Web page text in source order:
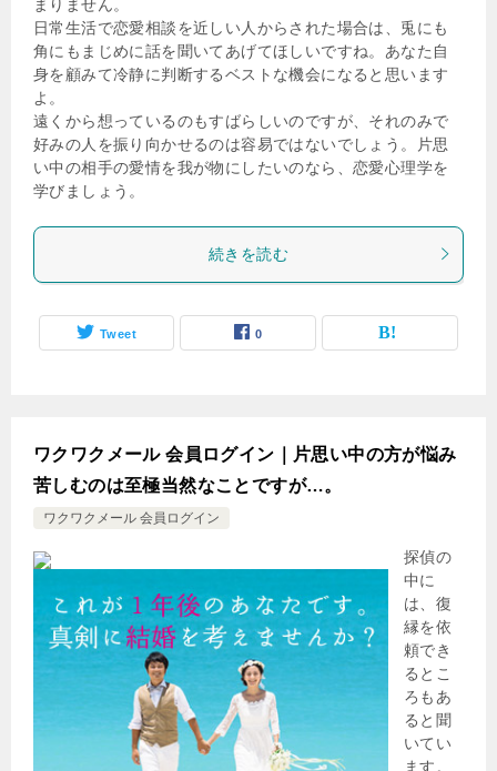
まりません。
日常生活で恋愛相談を近しい人からされた場合は、兎にも
角にもまじめに話を聞いてあげてほしいですね。あなた自
身を顧みて冷静に判断するベストな機会になると思います
よ。
遠くから想っているのもすばらしいのですが、それのみで
好みの人を振り向かせるのは容易ではないでしょう。片思
い中の相手の愛情を我が物にしたいのなら、恋愛心理学を
学びましょう。
続きを読む
Tweet 0
ワクワクメール 会員ログイン｜片思い中の方が悩み
苦しむのは至極当然なことですが…。
ワクワクメール 会員ログイン
探偵の
中に
は、復
縁を依
頼でき
るとこ
ろもあ
ると聞
いてい
ます。